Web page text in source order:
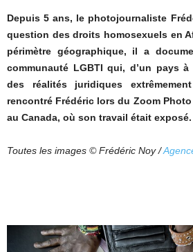
Depuis 5 ans, le photojournaliste
question des droits homosexuels en
périmètre géographique, il a
communauté LGBTI qui, d’un pays
des réalités juridiques
rencontré Frédéric lors du Zoom
au Canada, où son travail était exposé.
Toutes les images © Frédéric Noy /